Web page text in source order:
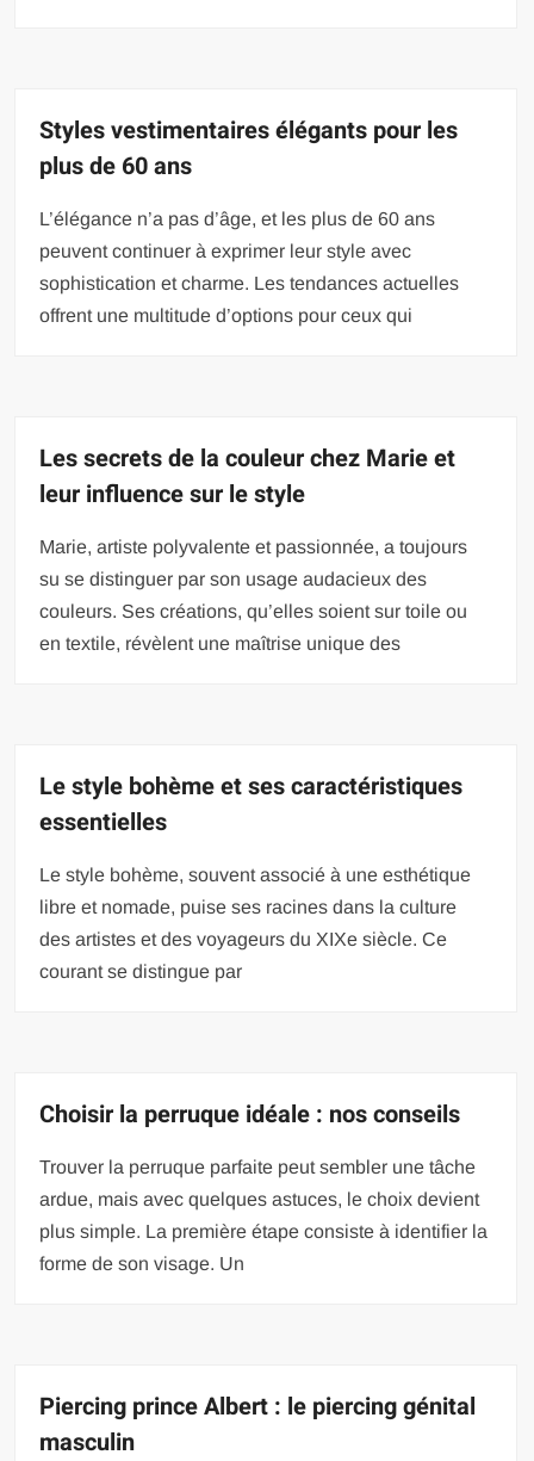
Styles vestimentaires élégants pour les
plus de 60 ans
L’élégance n’a pas d’âge, et les plus de 60 ans
peuvent continuer à exprimer leur style avec
sophistication et charme. Les tendances actuelles
offrent une multitude d’options pour ceux qui
Les secrets de la couleur chez Marie et
leur influence sur le style
Marie, artiste polyvalente et passionnée, a toujours
su se distinguer par son usage audacieux des
couleurs. Ses créations, qu’elles soient sur toile ou
en textile, révèlent une maîtrise unique des
Le style bohème et ses caractéristiques
essentielles
Le style bohème, souvent associé à une esthétique
libre et nomade, puise ses racines dans la culture
des artistes et des voyageurs du XIXe siècle. Ce
courant se distingue par
Choisir la perruque idéale : nos conseils
Trouver la perruque parfaite peut sembler une tâche
ardue, mais avec quelques astuces, le choix devient
plus simple. La première étape consiste à identifier la
forme de son visage. Un
Piercing prince Albert : le piercing génital
masculin